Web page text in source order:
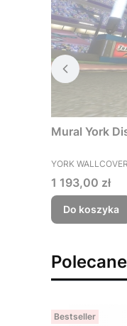
Mural York
PRODUCENT
YORK
Cena
1 193,00 zł
Do koszyka
Bestseller